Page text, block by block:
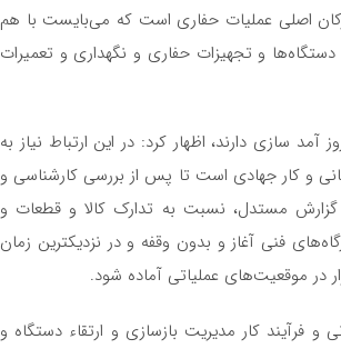
اصلی عملیات حفاری است که می‌بایست با هم
و تجهیزات حفاری و نگهداری و تعمیرات
سازی دارند، اظهار کرد: در این ارتباط نیاز به
و کار جهادی است تا پس از بررسی کارشناسی و
گزارش مستدل، نسبت به تدارک کالا و قطعات و
فنی آغاز و بدون وقفه و در نزدیکترین زمان
در موقعیت‌های عملیاتی آماده شود.
فرآیند کار مدیریت بازسازی و ارتقاء دستگاه و